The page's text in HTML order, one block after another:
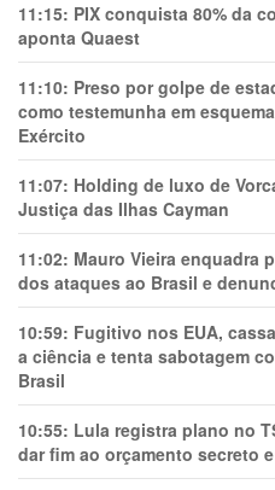
11:15: PIX conquista 80% da
aponta Quaest
11:10: Preso por golpe de
como testemunha em
Exército
11:07: Holding de luxo de
Justiça das Ilhas Cayman
11:02: Mauro Vieira enquadra
dos ataques ao Brasil e
10:59: Fugitivo nos EUA,
a ciência e tenta sabotagem
Brasil
10:55: Lula registra plano no
dar fim ao orçamento secreto